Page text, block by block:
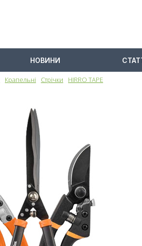
НОВИНИ
Крапельні Стрічки HIRRO TAPE